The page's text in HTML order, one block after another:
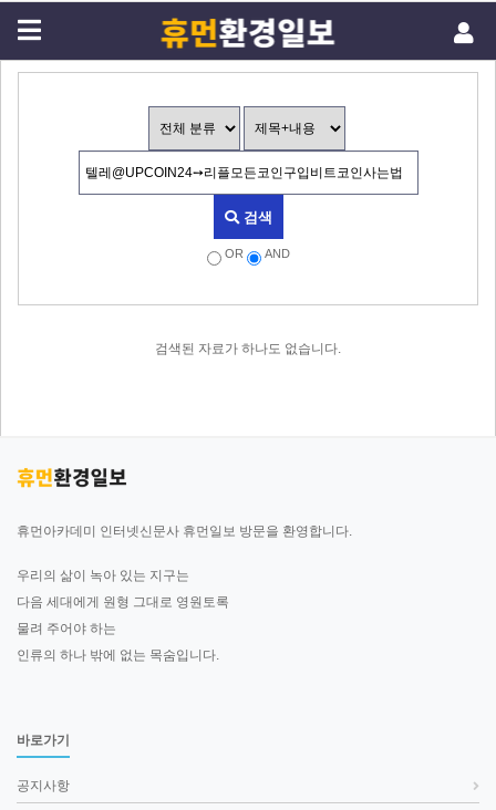
검색
OR AND
검색된 자료가 하나도 없습니다.
휴먼아카데미 인터넷신문사 휴먼일보 방문을 환영합니다.
우리의 삶이 녹아 있는 지구는
다음 세대에게 원형 그대로 영원토록
물려 주어야 하는
인류의 하나 밖에 없는 목숨입니다.
바로가기
공지사항